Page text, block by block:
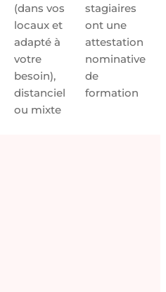
(dans vos
locaux et
adapté à
votre
besoin),
distanciel
ou mixte
stagiaires
ont une
attestation
nominative
de
formation